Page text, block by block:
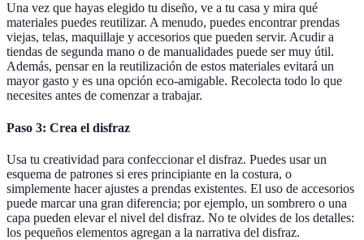
Una vez que hayas elegido tu diseño, ve a tu casa y mira qué
materiales puedes reutilizar. A menudo, puedes encontrar prendas
viejas, telas, maquillaje y accesorios que pueden servir. Acudir a
tiendas de segunda mano o de manualidades puede ser muy útil.
Además, pensar en la reutilización de estos materiales evitará un
mayor gasto y es una opción eco-amigable. Recolecta todo lo que
necesites antes de comenzar a trabajar.
Paso 3: Crea el disfraz
Usa tu creatividad para confeccionar el disfraz. Puedes usar un
esquema de patrones si eres principiante en la costura, o
simplemente hacer ajustes a prendas existentes. El uso de accesorios
puede marcar una gran diferencia; por ejemplo, un sombrero o una
capa pueden elevar el nivel del disfraz. No te olvides de los detalles:
los pequeños elementos agregan a la narrativa del disfraz.